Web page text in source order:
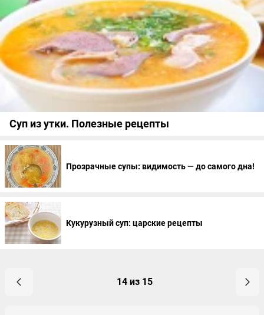
Суп из утки. Полезные рецепты
Прозрачные супы: видимость — до самого дна!
Кукурузный суп: царские рецепты
14 из 15